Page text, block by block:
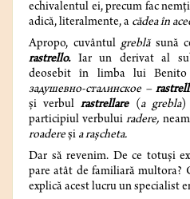
echivalentul ei, precum fac
adică, literalmente, a cădea în
Apropo, cuvântulgreblă sună
rastrello. Iar un derivat al
deosebit
în limba lui
задушевно-сталинское –
și verbulrastrellare(a grebla)
participiul verbuluiradere,
roadereși a rașcheta.
Dar să revenim. De ce totuși
pare atât de familiară multora?
explică acest lucru un specialist